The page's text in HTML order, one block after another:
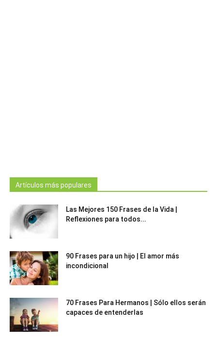
Artículos más populares
Las Mejores 150 Frases de la Vida |
Reflexiones para todos...
90 Frases para un hijo | El amor más
incondicional
70 Frases Para Hermanos | Sólo ellos serán
capaces de entenderlas